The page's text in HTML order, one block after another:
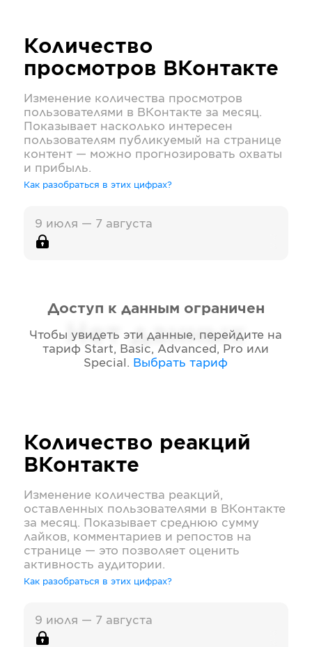
Количество
просмотров ВКонтакте
Изменение количества просмотров
пользователями в ВКонтакте за месяц.
Показывает насколько интересен
пользователям публикуемый на странице
контент — можно прогнозировать охваты
и прибыль.
Как разобраться в этих цифрах?
9 июля — 7 августа
Нет данных
Доступ к данным ограничен
Чтобы увидеть эти данные, перейдите на
тариф Start, Basic, Advanced, Pro или
Special . Выбрать тариф
Количество реакций
ВКонтакте
Изменение количества реакций,
оставленных пользователями в ВКонтакте
за месяц. Показывает среднюю сумму
лайков, комментариев и репостов на
странице — это позволяет оценить
активность аудитории.
Как разобраться в этих цифрах?
9 июля — 7 августа